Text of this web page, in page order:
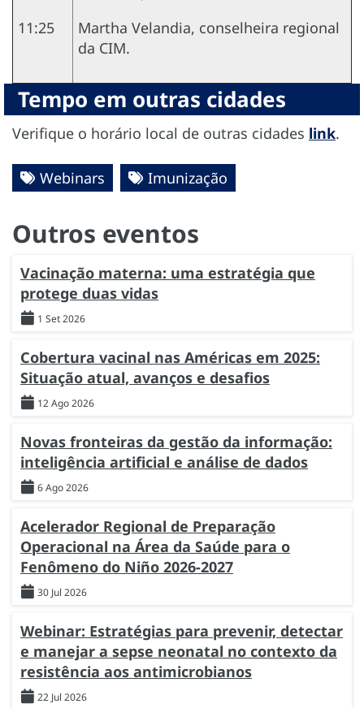
11:25
Martha Velandia, conselheira regional
da CIM.
Tempo em outras cidades
Verifique o horário local de outras cidades link.
Webinars Imunização
Outros eventos
Vacinação materna: uma estratégia que
protege duas vidas
1 Set 2026
Cobertura vacinal nas Américas em 2025:
Situação atual, avanços e desafios
12 Ago 2026
Novas fronteiras da gestão da informação:
inteligência artificial e análise de dados
6 Ago 2026
Acelerador Regional de Preparação
Operacional na Área da Saúde para o
Fenômeno do Niño 2026-2027
30 Jul 2026
Webinar: Estratégias para prevenir, detectar
e manejar a sepse neonatal no contexto da
resistência aos antimicrobianos
22 Jul 2026